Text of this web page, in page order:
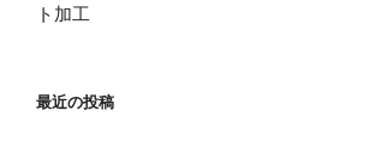
ト加工
最近の投稿